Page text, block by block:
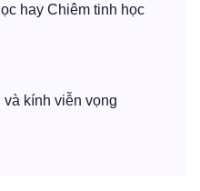
hay Chiêm tinh học
và kính viễn vọng